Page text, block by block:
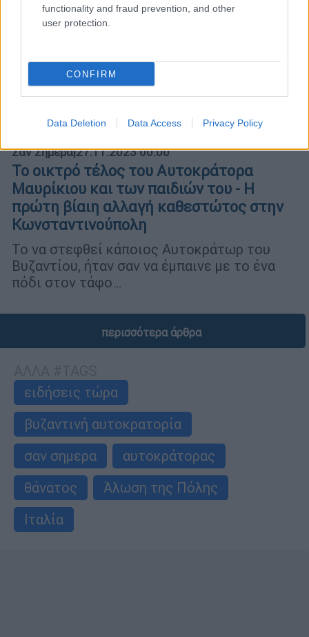
functionality and fraud prevention, and other
user protection.
CONFIRM
Data Deletion Data Access Privacy Policy
Σαν Σήμερα|27.11.2023 00:00
Το οικτρό τέλος του Αυτοκράτορα
Μαυρίκιου και των παιδιών του - Η
πρώτη βίαιη αλλαγή καθεστώτος στην
Κωνσταντινούπολη
Το να στεφθεί κάποιος Αυτοκράτωρ του
Βυζαντίου, ήταν σαν να έμπαινε με το ένα
πόδι στον τάφο…
περισσότερα άρθρα
ειδήσεις τώρα
βυζαντινή αυτοκρατορία
σαν σημερα
αυτοκράτορας
θάνατος
Άλωση της Πόλης
Ιταλία